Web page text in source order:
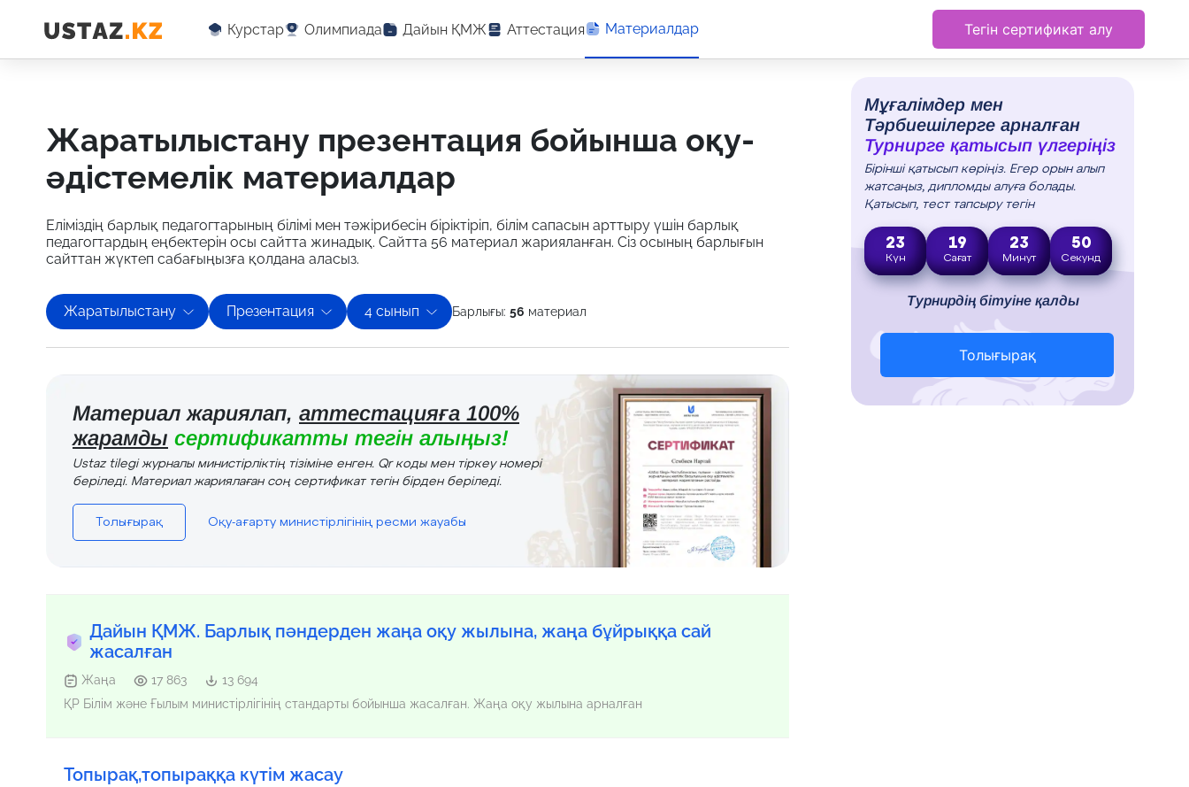
Курстар Олимпиада Дайын ҚМЖ Аттестация Материалдар Тегін сертификат алу
жаратылыстану презентация бойынша оқу-
әдістемелік материалдар
Еліміздің барлық педагогтарының білімі мен тәжірибесін біріктіріп, білім сапасын арттыру үшін барлық
педагогтардың еңбектерін осы сайтта жинадық. Сайтта 56 материал жарияланған. Сіз осының барлығын
сайттан жүктеп сабағыңызға қолдана аласыз.
Жаратылыстану Презентация 4 сынып Барлығы: 56 материал
Материал жариялап, аттестацияға 100%
жарамды сертификатты тегін алыңыз!
Ustaz tilegi журналы министірліктің тізіміне енген. Qr коды мен тіркеу номері
беріледі. Материал жариялаған соң сертификат тегін бірден беріледі.
Толығырақ Оқу-ағарту министірлігінің ресми жауабы
Дайын ҚМЖ. Барлық пәндерден жаңа оқу жылына, жаңа бұйрыққа сай
жасалған
Жаңа 17 863
13 694
ҚР Білім және Ғылым министірлігінің стандарты бойынша жасалған. Жаңа оқу жылына арналған
Топырақ,топыраққа күтім жасау
Мұғалімдер мен
Тәрбиешілерге арналған
Турнирге қатысып үлгеріңіз
Бірінші қатысып көріңіз. Егер орын алып
жатсаңыз, дипломды алуға болады.
Қатысып, тест тапсыру тегін
23
Күн
19
Сағат
23
Минут
49
Секунд
Турнирдің бітуіне қалды
Толығырақ